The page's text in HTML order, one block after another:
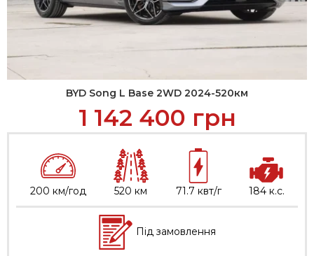
BYD Song L Base 2WD 2024-520км
1 142 400 грн
200 км/год 520 км 71.7 квт/г 184 к.с.
Під замовлення